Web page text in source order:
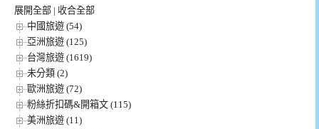
展開全部 | 收合全部
中國旅遊 (54)
亞洲旅遊 (125)
台灣旅遊 (1619)
未分類 (2)
歐洲旅遊 (72)
粉絲折扣碼&開箱文 (115)
美洲旅遊 (11)